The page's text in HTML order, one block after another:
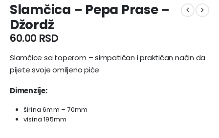
Slamčica – Pepa Prase –
Džordž
60.00 RSD
Slamčice sa toperom – simpatičan i praktičan način da
pijete svoje omiljeno piće
Dimenzije:
širina 6mm – 70mm
visina 195mm